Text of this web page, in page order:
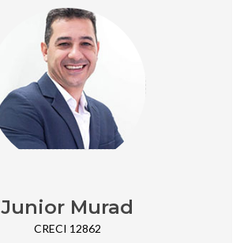
Junior Murad
CRECI 12862